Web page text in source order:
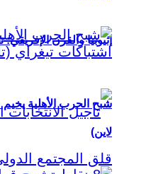
إثيوبيا والقرن
شبح الحرب الأهلية يخيم
لاين)